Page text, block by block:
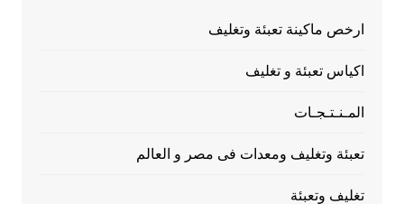
ارخص ماكينة تعبئة وتغليف
اكياس تعبئة و تغليف
المـنـتـجـات
تعبئة وتغليف ومعدات فى مصر و العالم
تغليف وتعبئة